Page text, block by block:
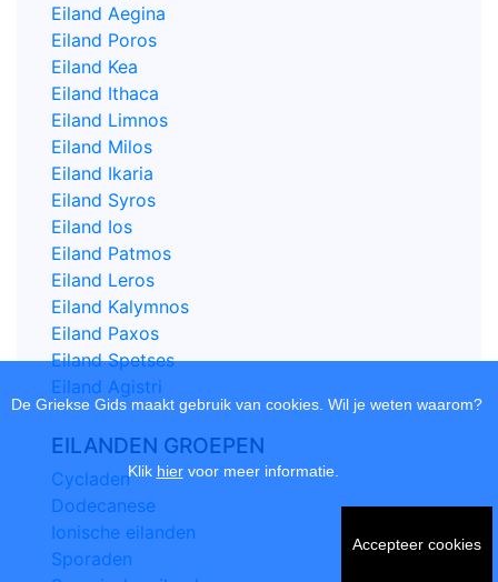
De Griekse Gids maakt gebruik van cookies. Wil je weten waarom?
Klik hiervoor meer informatie.
Accepteer cookies
Eiland Aegina
Eiland Poros
Eiland Kea
Eiland Ithaca
Eiland Limnos
Eiland Milos
Eiland Ikaria
Eiland Syros
Eiland Ios
Eiland Patmos
Eiland Leros
Eiland Kalymnos
Eiland Paxos
Eiland Spetses
Eiland Agistri
EILANDEN GROEPEN
Cycladen
Dodecanese
Ionische eilanden
Sporaden